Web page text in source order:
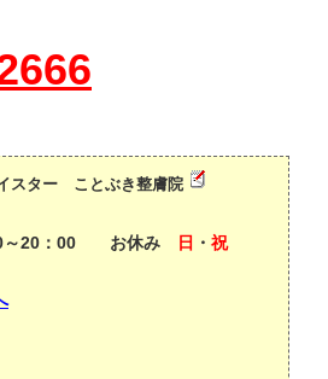
スター ことぶき整膚院
～20：00 お休み 日 ・ 祝